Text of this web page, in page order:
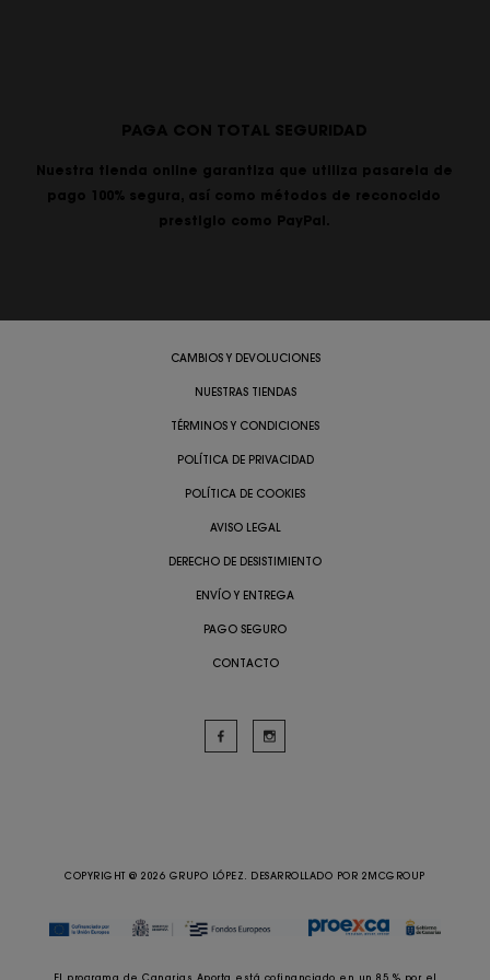
PAGA CON TOTAL SEGURIDAD
Nuestra tienda online garantiza que utiliza pasarela de
pago 100% segura, así como métodos de reconocido
prestigio como PayPal.
CAMBIOS Y DEVOLUCIONES
NUESTRAS TIENDAS
TÉRMINOS Y CONDICIONES
POLÍTICA DE PRIVACIDAD
POLÍTICA DE COOKIES
AVISO LEGAL
DERECHO DE DESISTIMIENTO
ENVÍO Y ENTREGA
PAGO SEGURO
CONTACTO
COPYRIGHT @ 2026 GRUPO LÓPEZ. DESARROLLADO POR 2MCGROUP
El programa de Canarias Aporta está cofinanciado en un 85 % por el